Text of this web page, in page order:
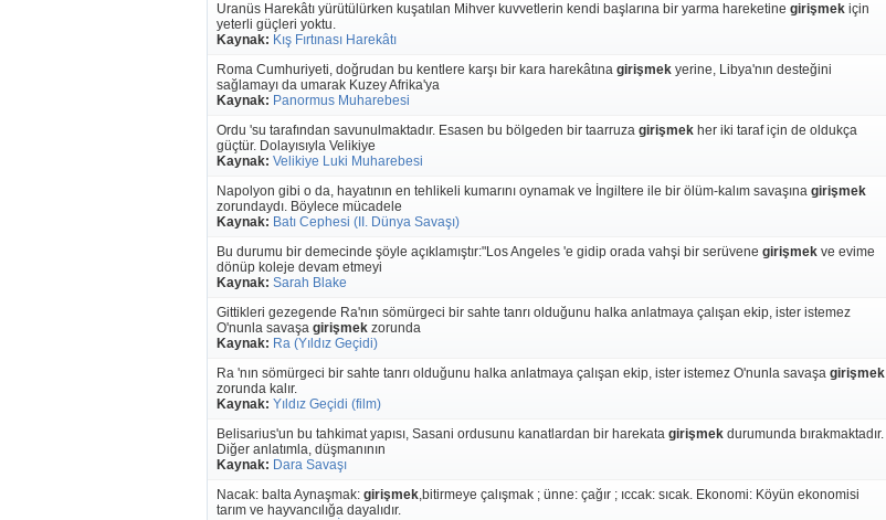
Uranüs Harekâtı yürütülürken kuşatılan Mihver kuvvetlerin kendi başlarına bir yarma hareketine girişmek için
yeterli güçleri yoktu.
Kaynak: Kış Fırtınası Harekâtı
Roma Cumhuriyeti, doğrudan bu kentlere karşı bir kara harekâtına girişmek yerine, Libya'nın desteğini
sağlamayı da umarak Kuzey Afrika'ya
Kaynak: Panormus Muharebesi
Ordu 'su tarafından savunulmaktadır. Esasen bu bölgeden bir taarruza girişmek her iki taraf için de oldukça
güçtür. Dolayısıyla Velikiye
Kaynak: Velikiye Luki Muharebesi
Napolyon gibi o da, hayatının en tehlikeli kumarını oynamak ve İngiltere ile bir ölüm-kalım savaşına girişmek
zorundaydı. Böylece mücadele
Kaynak: Batı Cephesi (II. Dünya Savaşı)
Bu durumu bir demecinde şöyle açıklamıştır:"Los Angeles 'e gidip orada vahşi bir serüvene girişmek ve evime
dönüp koleje devam etmeyi
Kaynak: Sarah Blake
Gittikleri gezegende Ra'nın sömürgeci bir sahte tanrı olduğunu halka anlatmaya çalışan ekip, ister istemez
O'nunla savaşa girişmek zorunda
Kaynak: Ra (Yıldız Geçidi)
Ra 'nın sömürgeci bir sahte tanrı olduğunu halka anlatmaya çalışan ekip, ister istemez O'nunla savaşa girişmek
zorunda kalır.
Kaynak: Yıldız Geçidi (film)
Belisarius'un bu tahkimat yapısı, Sasani ordusunu kanatlardan bir harekata girişmek durumunda bırakmaktadır.
Diğer anlatımla, düşmanının
Kaynak: Dara Savaşı
Nacak: balta Aynaşmak: girişmek,bitirmeye çalışmak ; ünne: çağır ; ıccak: sıcak. Ekonomi: Köyün ekonomisi
tarım ve hayvancılığa dayalıdır.